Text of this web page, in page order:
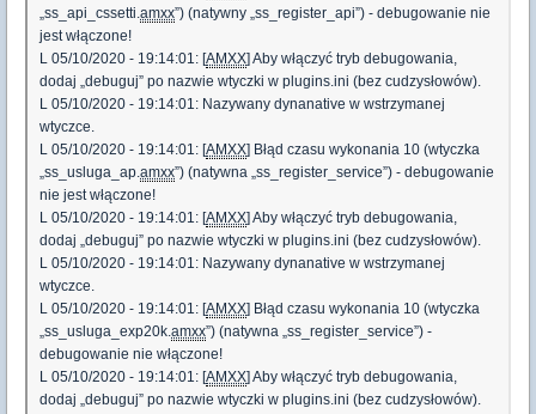
„ss_api_cssetti.amxx”) (natywny „ss_register_api”) - debugowanie nie
jest włączone!
L 05/10/2020 - 19:14:01: [AMXX] Aby włączyć tryb debugowania,
dodaj „debuguj” po nazwie wtyczki w plugins.ini (bez cudzysłowów).
L 05/10/2020 - 19:14:01: Nazywany dynanative w wstrzymanej
wtyczce.
L 05/10/2020 - 19:14:01: [AMXX] Błąd czasu wykonania 10 (wtyczka
„ss_usluga_ap.amxx”) (natywna „ss_register_service”) - debugowanie
nie jest włączone!
L 05/10/2020 - 19:14:01: [AMXX] Aby włączyć tryb debugowania,
dodaj „debuguj” po nazwie wtyczki w plugins.ini (bez cudzysłowów).
L 05/10/2020 - 19:14:01: Nazywany dynanative w wstrzymanej
wtyczce.
L 05/10/2020 - 19:14:01: [AMXX] Błąd czasu wykonania 10 (wtyczka
„ss_usluga_exp20k.amxx”) (natywna „ss_register_service”) -
debugowanie nie włączone!
L 05/10/2020 - 19:14:01: [AMXX] Aby włączyć tryb debugowania,
dodaj „debuguj” po nazwie wtyczki w plugins.ini (bez cudzysłowów).